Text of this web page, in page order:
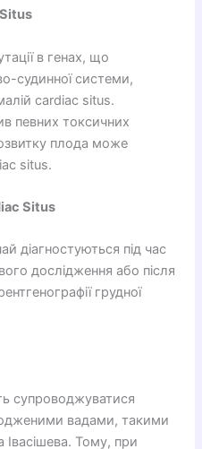
в генах, що
судинної системи,
cardiac situs.
певних токсичних
плода може
situs.
Situs
діагностуються під час
дослідження або після
грудної
супроводжуватися
вадами, такими
Тому, при